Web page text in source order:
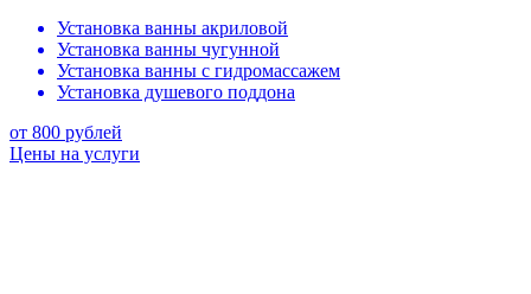
Установка ванны акриловой
Установка ванны чугунной
Установка ванны с гидромассажем
Установка душевого поддона
от 800 рублей
Цены на услуги